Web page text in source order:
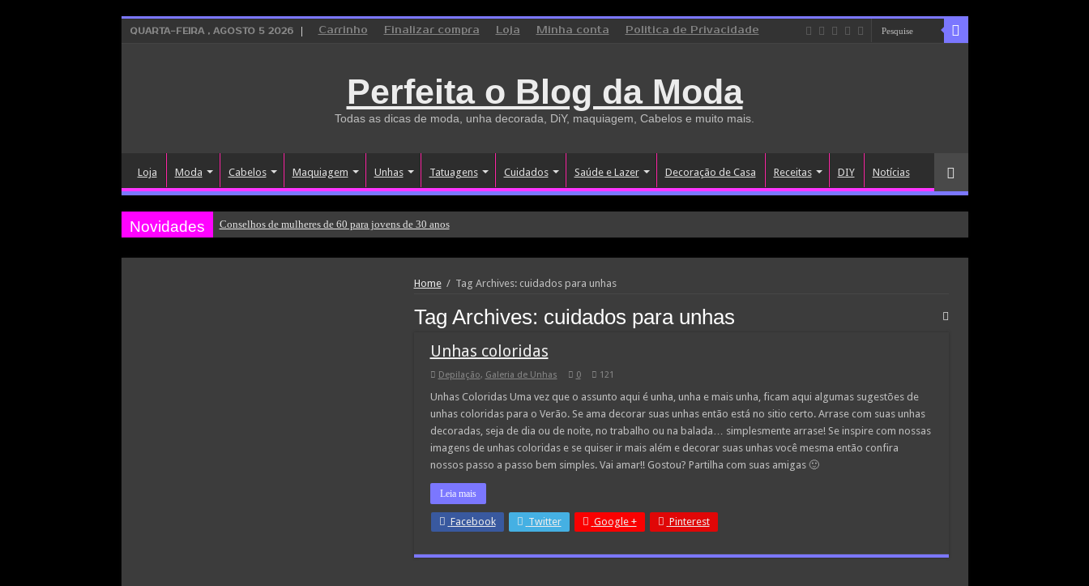
QUARTA-FEIRA , AGOSTO 5 2026 Carrinho Finalizar compra Loja Minha conta Politica de Privacidade
Perfeita o Blog da Moda
Todas as dicas de moda, unha decorada, DiY, maquiagem, Cabelos e muito mais.
Loja Moda Cabelos Maquiagem Unhas Tatuagens Cuidados Saúde e Lazer Decoração de Casa Receitas DIY Notícias
Novidades Conselhos de mulheres de 60 para jovens de 30 anos
Home / Tag Archives: cuidados para unhas
Tag Archives: cuidados para unhas
Unhas coloridas
Depilação, Galeria de Unhas 0 121
Unhas Coloridas Uma vez que o assunto aqui é unha, unha e mais unha, ficam aqui algumas sugestões de
unhas coloridas para o Verão. Se ama decorar suas unhas então está no sitio certo. Arrase com suas unhas
decoradas, seja de dia ou de noite, no trabalho ou na balada… simplesmente arrase! Se inspire com nossas
imagens de unhas coloridas e se quiser ir mais além e decorar suas unhas você mesma então confira
nossos passo a passo bem simples. Vai amar!! Gostou? Partilha com suas amigas 🙂
Leia mais
Facebook Twitter Google + Pinterest